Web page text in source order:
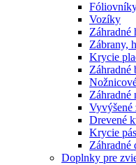
Vozíky
Záhradné
Zábrany,
Krycie
Záhradné
Záhradné
Vyvýšené
Drevené
Krycie
Záhradné
Doplnky pre